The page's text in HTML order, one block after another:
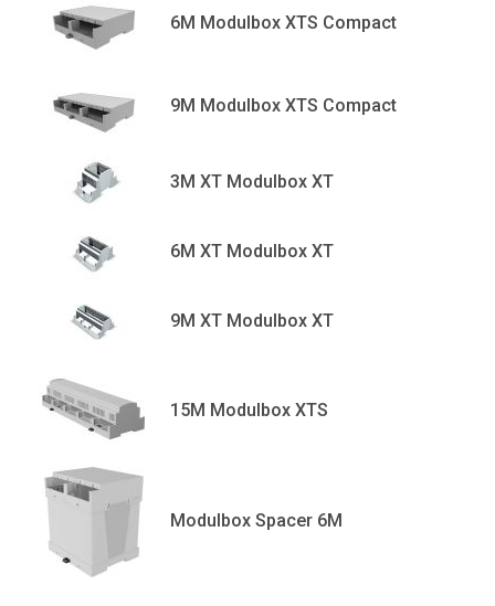
6M Modulbox XTS Compact
9M Modulbox XTS Compact
3M XT Modulbox XT
6M XT Modulbox XT
9M XT Modulbox XT
15M Modulbox XTS
Modulbox Spacer 6M